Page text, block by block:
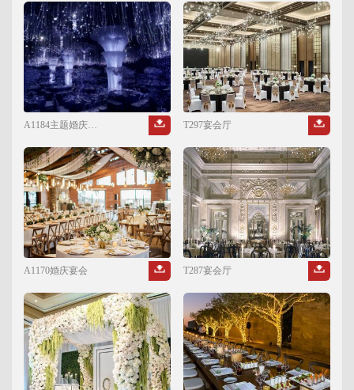
A1184主题婚庆宴会 T297宴会厅
A1170婚庆宴会 T287宴会厅